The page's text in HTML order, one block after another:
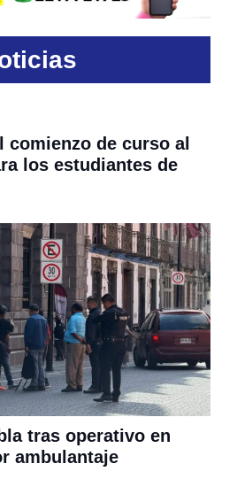
comienzo de curso al
los estudiantes de
tras operativo en
ambulantaje